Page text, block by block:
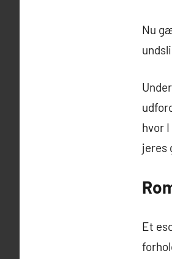
Nu
hvor
jeres
Et